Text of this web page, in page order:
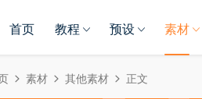
首页 教程 预设 素材
素材 其他素材 正文